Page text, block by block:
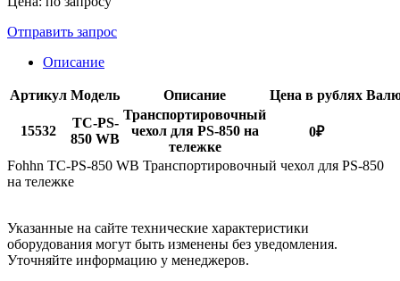
Отправить запрос
Описание
Артикул Модель Описание Цена в рублях
15532
TC-PS-
850 WB
Транспортировочный
чехол для PS-850 на
тележке
0₽
Fohhn TC-PS-850 WB Транспортировочный чехол для PS-850
на тележке
Указанные на сайте технические характеристики
оборудования могут быть изменены без уведомления.
Уточняйте информацию у менеджеров.